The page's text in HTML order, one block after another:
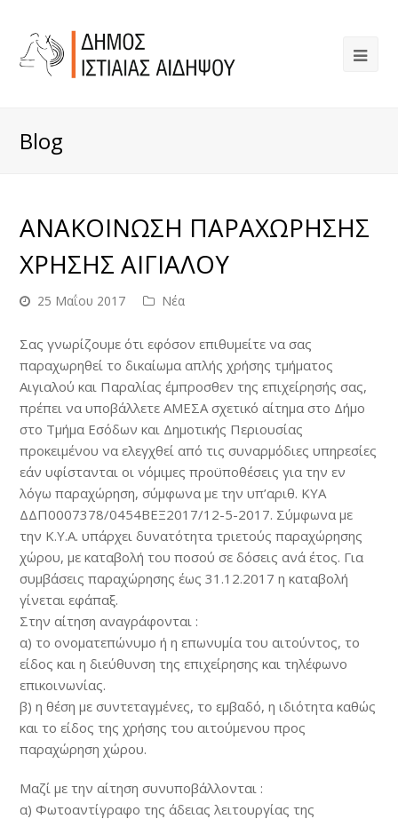
Blog
ΑΝΑΚΟΙΝΩΣΗ ΠΑΡΑΧΩΡΗΣΗΣ
ΧΡΗΣΗΣ ΑΙΓΙΑΛΟΥ
25 Μαΐου 2017 Νέα
Σας γνωρίζουμε ότι εφόσον επιθυμείτε να σας
παραχωρηθεί το δικαίωμα απλής χρήσης τμήματος
Αιγιαλού και Παραλίας έμπροσθεν της επιχείρησής σας,
πρέπει να υποβάλλετε ΑΜΕΣΑ σχετικό αίτημα στο Δήμο
στο Τμήμα Εσόδων και Δημοτικής Περιουσίας
προκειμένου να ελεγχθεί από τις συναρμόδιες υπηρεσίες
εάν υφίστανται οι νόμιμες προϋποθέσεις για την εν
λόγω παραχώρηση, σύμφωνα με την υπ’αριθ. ΚΥΑ
ΔΔΠ0007378/0454ΒΕΞ2017/12-5-2017. Σύμφωνα με
την Κ.Υ.Α. υπάρχει δυνατότητα τριετούς παραχώρησης
χώρου, με καταβολή του ποσού σε δόσεις ανά έτος. Για
συμβάσεις παραχώρησης έως 31.12.2017 η καταβολή
γίνεται εφάπαξ.
Στην αίτηση αναγράφονται :
α) το ονοματεπώνυμο ή η επωνυμία του αιτούντος, το
είδος και η διεύθυνση της επιχείρησης και τηλέφωνο
επικοινωνίας.
β) η θέση με συντεταγμένες, το εμβαδό, η ιδιότητα καθώς
και το είδος της χρήσης του αιτούμενου προς
παραχώρηση χώρου.
Μαζί με την αίτηση συνυποβάλλονται :
α) Φωτοαντίγραφο της άδειας λειτουργίας της